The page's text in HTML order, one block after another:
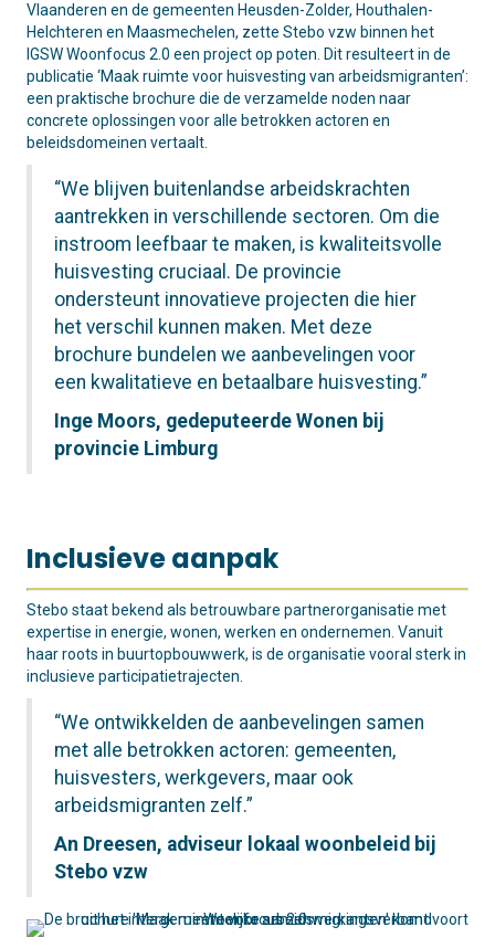
Vlaanderen en de gemeenten Heusden-Zolder, Houthalen-
Helchteren en Maasmechelen, zette Stebo vzw binnen het
IGSW Woonfocus 2.0 een project op poten. Dit resulteert in de
publicatie ‘Maak ruimte voor huisvesting van arbeidsmigranten’:
een praktische brochure die de verzamelde noden naar
concrete oplossingen voor alle betrokken actoren en
beleidsdomeinen vertaalt.
“We blijven buitenlandse arbeidskrachten
aantrekken in verschillende sectoren. Om die
instroom leefbaar te maken, is kwaliteitsvolle
huisvesting cruciaal. De provincie
ondersteunt innovatieve projecten die hier
het verschil kunnen maken. Met deze
brochure bundelen we aanbevelingen voor
een kwalitatieve en betaalbare huisvesting.”
Inge Moors, gedeputeerde Wonen bij
provincie Limburg
Inclusieve aanpak
Stebo staat bekend als betrouwbare partnerorganisatie met
expertise in energie, wonen, werken en ondernemen. Vanuit
haar roots in buurtopbouwwerk, is de organisatie vooral sterk in
inclusieve participatietrajecten.
“We ontwikkelden de aanbevelingen samen
met alle betrokken actoren: gemeenten,
huisvesters, werkgevers, maar ook
arbeidsmigranten zelf.”
An Dreesen, adviseur lokaal woonbeleid bij
Stebo vzw